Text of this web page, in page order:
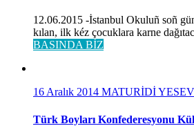
12.06.2015 -İstanbul Okuluñ soñ
kılan, ilk kéz çocuklara karne
BASINDA BİZ
16 Aralık 2014 MATURİDİ
Türk Boyları Konfederesyonu